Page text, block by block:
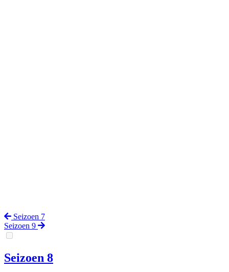
Seizoen 7
Seizoen 9
Seizoen 8